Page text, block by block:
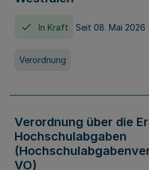
In Kraft Seit 08. Mai 2026
Verordnung
Verordnung über die
Hochschulabgaben
VO)